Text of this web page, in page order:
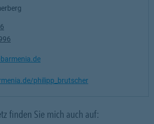
philipp_brutscher
finden Sie mich auch auf: